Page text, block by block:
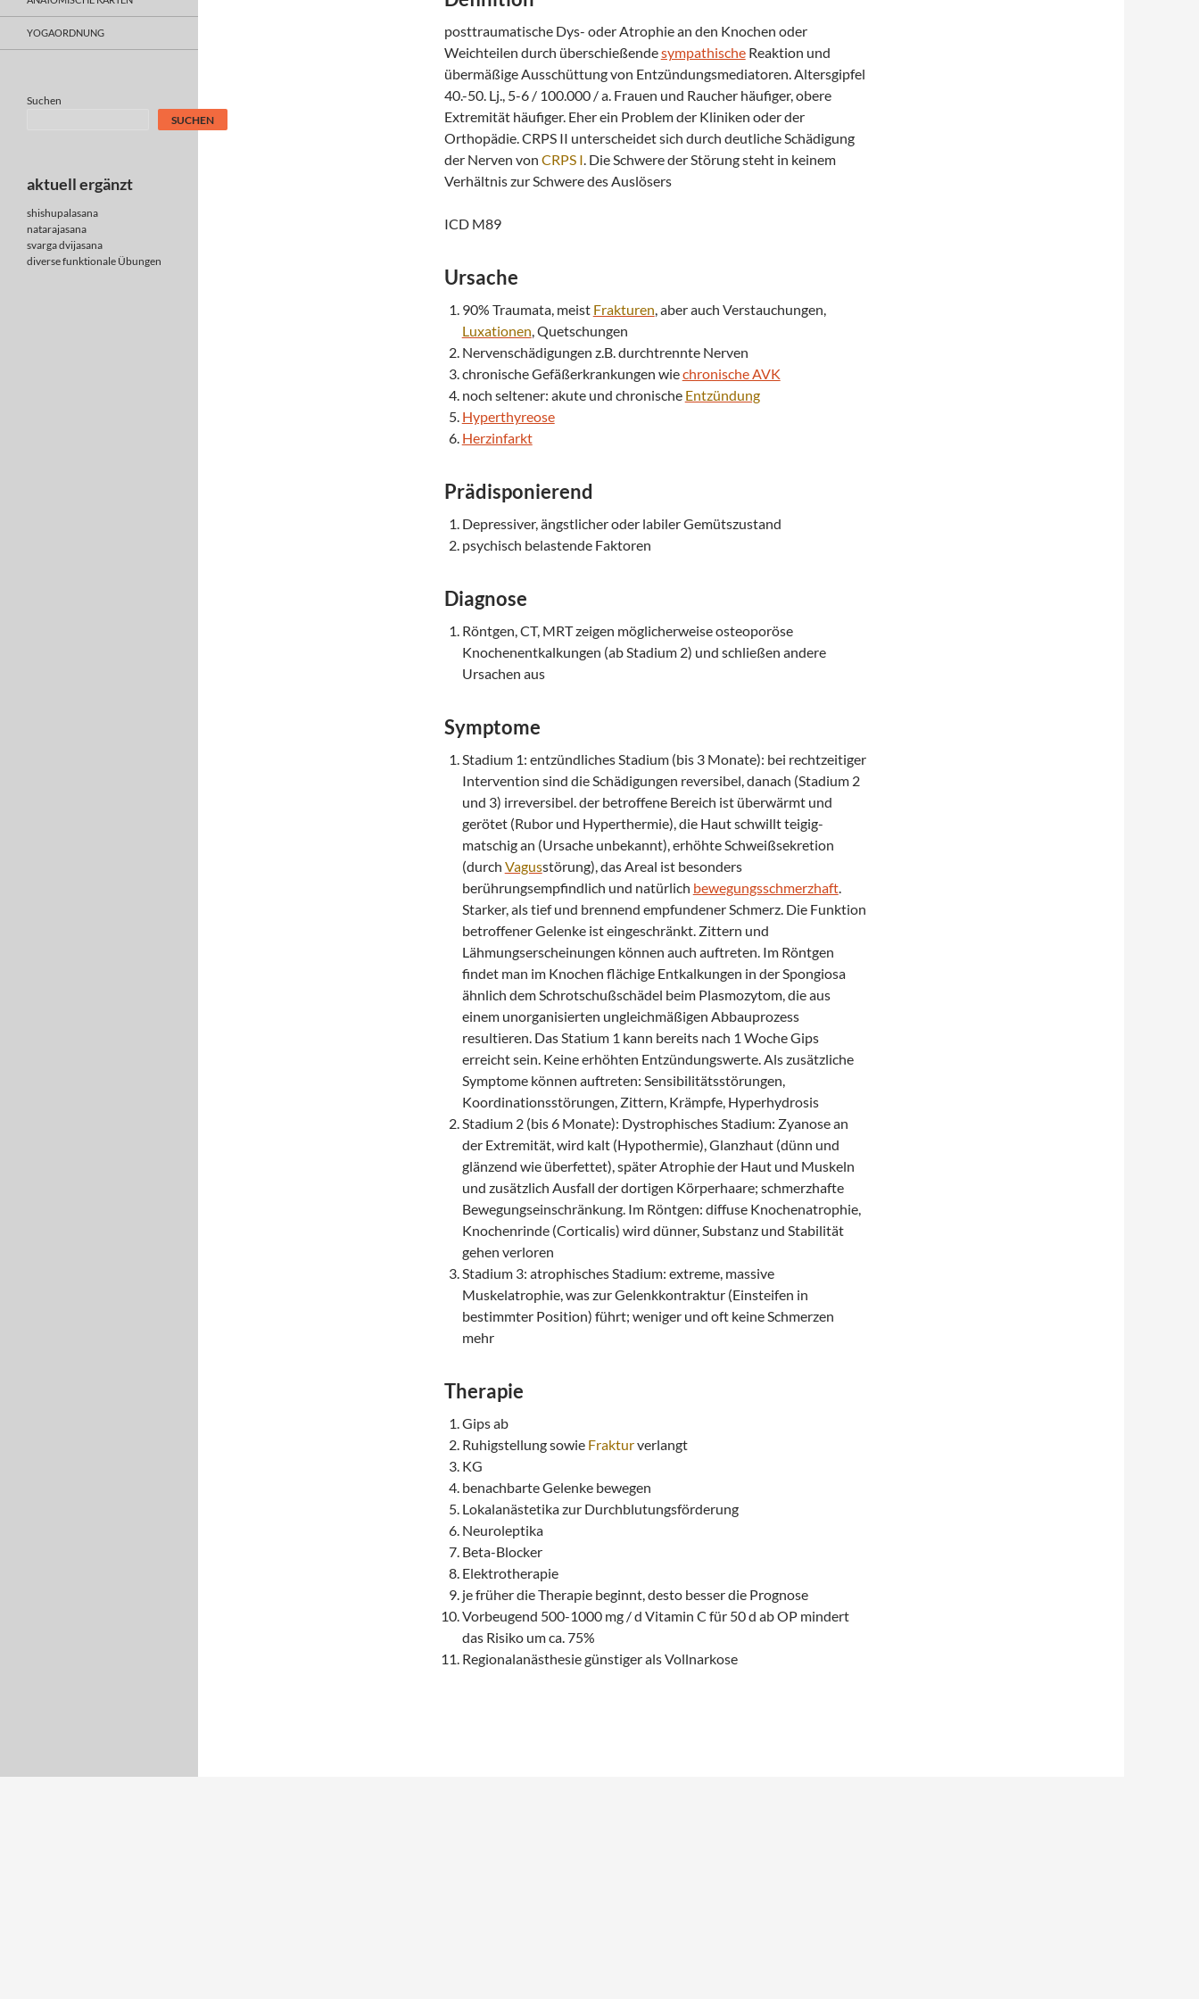
posttraumatische Dys- oder Atrophie an den Knochen oder
Weichteilen durch überschießendesympathischeReaktion und
übermäßige Ausschüttung von Entzündungsmediatoren. Altersgipfel
40.-50. Lj., 5-6 / 100.000 / a. Frauen und Raucher häufiger, obere
Extremität häufiger. Eher ein Problem der Kliniken oder der
Orthopädie. CRPS II unterscheidet sich durch deutliche Schädigung
der Nerven von CRPS I. Die Schwere der Störung steht in keinem
Verhältnis zur Schwere des Auslösers
ICD M89
Ursache
90% Traumata, meist Frakturen, aber auch Verstauchungen,
Luxationen, Quetschungen
Nervenschädigungen z.B. durchtrennte Nerven
chronische Gefäßerkrankungen wiechronische AVK
noch seltener: akute und chronische Entzündung
Hyperthyreose
Herzinfarkt
Prädisponierend
Depressiver, ängstlicher oder labiler Gemütszustand
psychisch belastende Faktoren
Diagnose
Röntgen, CT, MRT zeigen möglicherweise osteoporöse
Knochenentkalkungen (ab Stadium 2) und schließen andere
Ursachen aus
Symptome
Stadium 1: entzündliches Stadium (bis 3 Monate): bei rechtzeitiger
Intervention sind die Schädigungen reversibel, danach (Stadium 2
und 3) irreversibel. der betroffene Bereich ist überwärmt und
gerötet (Rubor und Hyperthermie), die Haut schwillt teigig-
matschig an (Ursache unbekannt), erhöhte Schweißsekretion
(durch Vagusstörung), das Areal ist besonders
berührungsempfindlich und natürlich bewegungsschmerzhaft.
Starker, als tief und brennend empfundener Schmerz. Die Funktion
betroffener Gelenke ist eingeschränkt. Zittern und
Lähmungserscheinungen können auch auftreten. Im Röntgen
findet man im Knochen flächige Entkalkungen in der Spongiosa
ähnlich dem Schrotschußschädel beim Plasmozytom, die aus
einem unorganisierten ungleichmäßigen Abbauprozess
resultieren. Das Statium 1 kann bereits nach 1 Woche Gips
erreicht sein. Keine erhöhten Entzündungswerte. Als zusätzliche
Symptome können auftreten: Sensibilitätsstörungen,
Koordinationsstörungen, Zittern, Krämpfe, Hyperhydrosis
Stadium 2 (bis 6 Monate): Dystrophisches Stadium: Zyanose an
der Extremität, wird kalt (Hypothermie), Glanzhaut (dünn und
glänzend wie überfettet), später Atrophie der Haut und Muskeln
und zusätzlich Ausfall der dortigen Körperhaare; schmerzhafte
Bewegungseinschränkung. Im Röntgen: diffuse Knochenatrophie,
Knochenrinde (Corticalis) wird dünner, Substanz und Stabilität
gehen verloren
Stadium 3: atrophisches Stadium: extreme, massive
Muskelatrophie, was zur Gelenkkontraktur (Einsteifen in
bestimmter Position) führt; weniger und oft keine Schmerzen
mehr
Therapie
Gips ab
Ruhigstellung sowie Frakturverlangt
KG
benachbarte Gelenke bewegen
Lokalanästetika zur Durchblutungsförderung
Neuroleptika
Beta-Blocker
Elektrotherapie
je früher die Therapie beginnt, desto besser die Prognose
Vorbeugend 500-1000 mg / d Vitamin C für 50 d ab OP mindert
das Risiko um ca. 75%
Regionalanästhesie günstiger als Vollnarkose
YOGAORDNUNG
Suchen
SUCHEN
aktuell ergänzt
shishupalasana
natarajasana
svarga dvijasana
diversefunktionale Übungen